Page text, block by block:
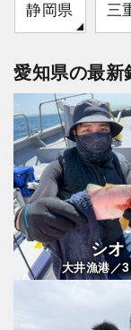
静岡県 三
愛知県の最新
シオ
大井漁港／3